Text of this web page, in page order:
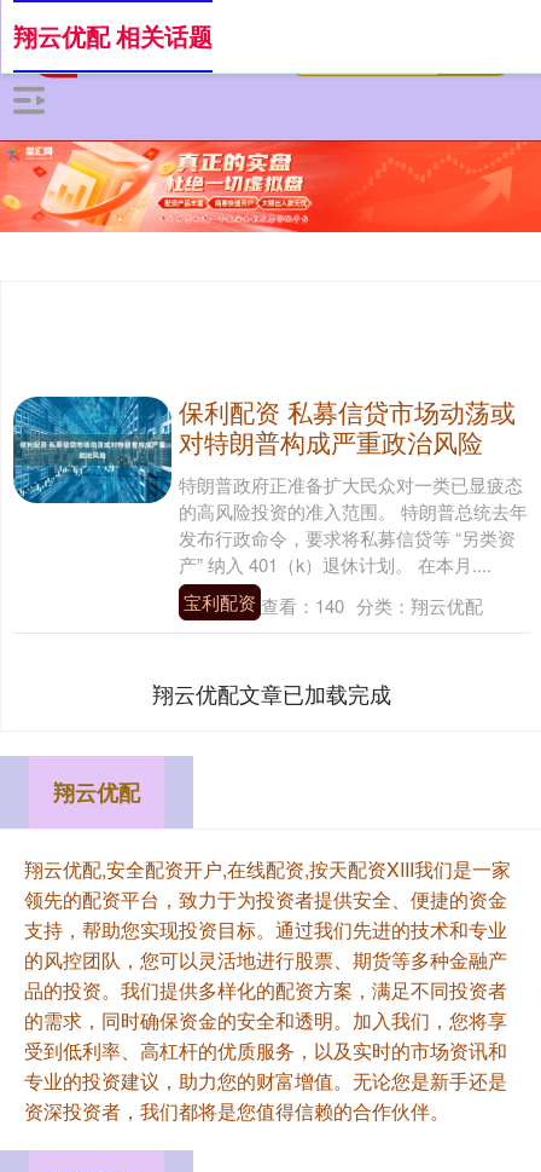
翔云优配 相关话题
保利配资 私募信贷市场动荡或
对特朗普构成严重政治风险
特朗普政府正准备扩大民众对一类已显疲态
的高风险投资的准入范围。 特朗普总统去年
发布行政命令，要求将私募信贷等 “另类资
产” 纳入 401（k）退休计划。 在本月....
宝利配资 查看： 140 分类： 翔云优配
翔云优配文章已加载完成
翔云优配
翔云优配,安全配资开户,在线配资,按天配资XIII‌我们是一家
领先的配资平台，致力于为投资者提供安全、便捷的资金
支持，帮助您实现投资目标。通过我们先进的技术和专业
的风控团队，您可以灵活地进行股票、期货等多种金融产
品的投资。我们提供多样化的配资方案，满足不同投资者
的需求，同时确保资金的安全和透明。加入我们，您将享
受到低利率、高杠杆的优质服务，以及实时的市场资讯和
专业的投资建议，助力您的财富增值。无论您是新手还是
资深投资者，我们都将是您值得信赖的合作伙伴。